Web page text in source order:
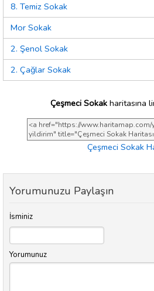
8. Temiz Sokak
Mor Sokak
2. Şenol Sokak
2. Çağlar Sokak
Çeşmeci Sokak haritasına
Çeşmeci Sokak
Yorumunuzu Paylaşın
İsminiz
Yorumunuz